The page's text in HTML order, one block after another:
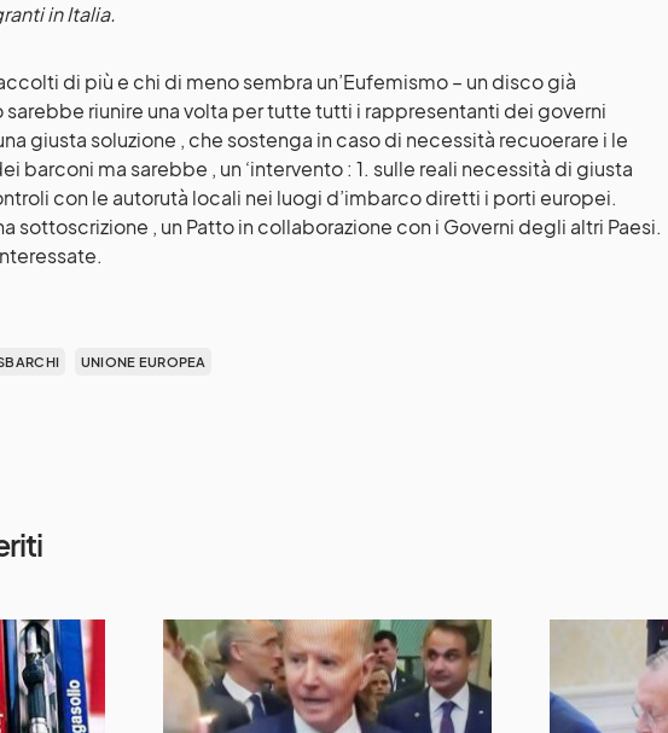
in Italia.
di più e chi di meno sembra un’Eufemismo – un disco già
riunire una volta per tutte tutti i rappresentanti dei governi
giusta soluzione , che sostenga in caso di necessità recuoerare i le
barconi ma sarebbe , un ‘intervento : 1. sulle reali necessità di giusta
con le autorutà locali nei luogi d’imbarco diretti i porti europei.
sottoscrizione , un Patto in collaborazione con i Governi degli altri Paesi.
UNIONE EUROPEA